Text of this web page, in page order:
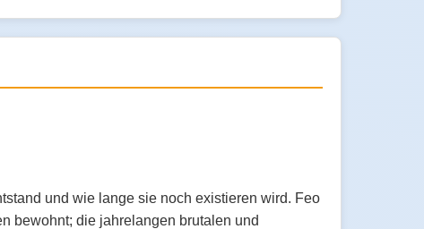
und wie lange sie noch existieren wird. Feo
bewohnt; die jahrelangen brutalen und